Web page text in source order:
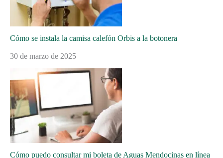
Cómo se instala la camisa calefón Orbis a la botonera
30 de marzo de 2025
Cómo puedo consultar mi boleta de Aguas Mendocinas en línea